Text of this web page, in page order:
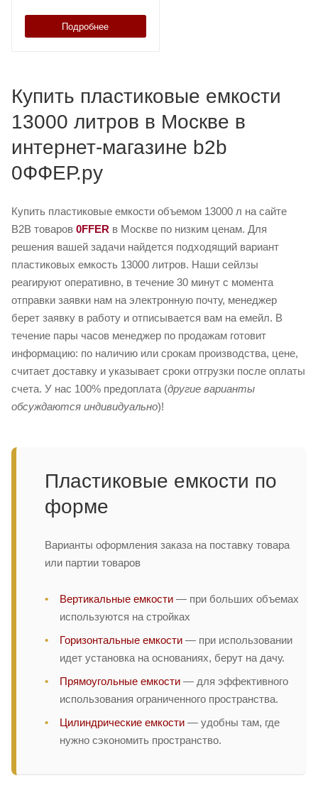
Подробнее
Купить пластиковые емкости
13000 литров в Москве в
интернет-магазине b2b
0ФФЕР.ру
Купить пластиковые емкости объемом 13000 л на сайте
B2B товаров 0FFER в Москве по низким ценам. Для
решения вашей задачи найдется подходящий вариант
пластиковых емкость 13000 литров. Наши сейлзы
реагируют оперативно, в течение 30 минут с момента
отправки заявки нам на электронную почту, менеджер
берет заявку в работу и отписывается вам на емейл. В
течение пары часов менеджер по продажам готовит
информацию: по наличию или срокам производства, цене,
считает доставку и указывает сроки отгрузки после оплаты
счета. У нас 100% предоплата (другие варианты
обсуждаются индивидуально)!
Пластиковые емкости по
форме
Варианты оформления заказа на поставку товара
или партии товаров
Вертикальные емкости — при больших объемах
используются на стройках
Горизонтальные емкости — при использовании
идет установка на основаниях, берут на дачу.
Прямоугольные емкости — для эффективного
использования ограниченного пространства.
Цилиндрические емкости — удобны там, где
нужно сэкономить пространство.